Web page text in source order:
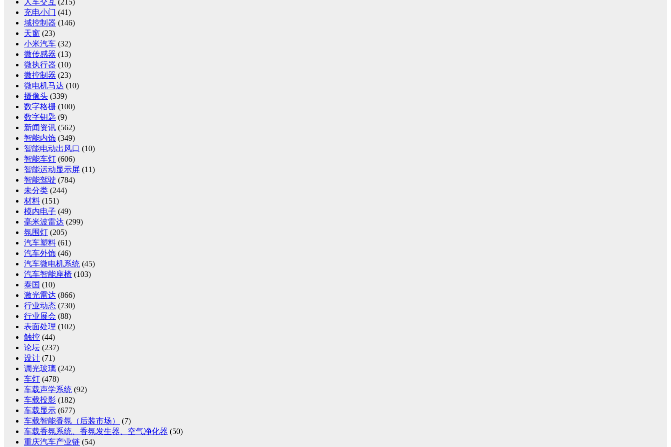
人车交互 (215)
充电小门 (41)
域控制器 (146)
天窗 (23)
小米汽车 (32)
微传感器 (13)
微执行器 (10)
微控制器 (23)
微电机马达 (10)
摄像头 (339)
数字格栅 (100)
数字钥匙 (9)
新闻资讯 (562)
智能内饰 (349)
智能电动出风口 (10)
智能车灯 (606)
智能运动显示屏 (11)
智能驾驶 (784)
未分类 (244)
材料 (151)
模内电子 (49)
毫米波雷达 (299)
氛围灯 (205)
汽车塑料 (61)
汽车外饰 (46)
汽车微电机系统 (45)
汽车智能座椅 (103)
泰国 (10)
激光雷达 (866)
行业动态 (730)
行业展会 (88)
表面处理 (102)
触控 (44)
论坛 (237)
设计 (71)
调光玻璃 (242)
车灯 (478)
车载声学系统 (92)
车载投影 (182)
车载显示 (677)
车载智能香氛（后装市场）
(7)
车载香氛系统、香氛发生器、空气净化器 (50)
重庆汽车产业链 (54)